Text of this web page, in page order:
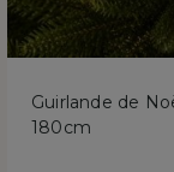
Guirlande de
180cm